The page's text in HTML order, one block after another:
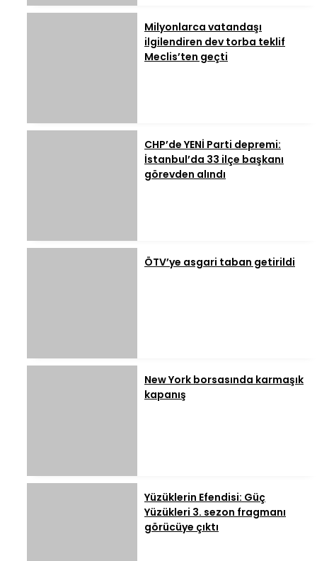
Milyonlarca vatandaşı
ilgilendiren dev torba teklif
Meclis’ten geçti
CHP’de YENİ Parti depremi:
İstanbul’da 33 ilçe başkanı
görevden alındı
ÖTV’ye asgari taban getirildi
New York borsasında karmaşık
kapanış
Yüzüklerin Efendisi: Güç
Yüzükleri 3. sezon fragmanı
görücüye çıktı